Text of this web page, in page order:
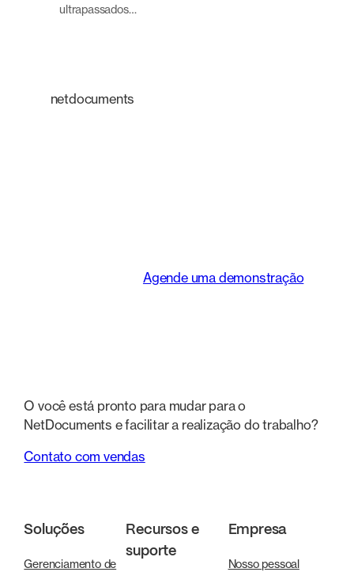
ultrapassados…
netdocuments
Agende uma demonstração
O você está pronto para mudar para o
NetDocuments e facilitar a realização do trabalho?
Contato com vendas
Soluções
Gerenciamento de
Recursos e
suporte
Empresa
Nosso pessoal